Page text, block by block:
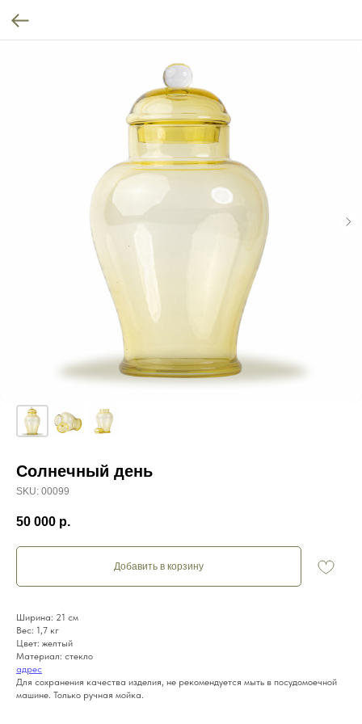
Солнечный день
SKU: 00099
50 000 р.
Добавить в корзину
Ширина: 21 см
Вес: 1,7 кг
Цвет: желтый
Материал: стекло
адрес
Для сохранения качества изделия, не рекомендуется мыть в посудомоечной
машине. Только ручная мойка.